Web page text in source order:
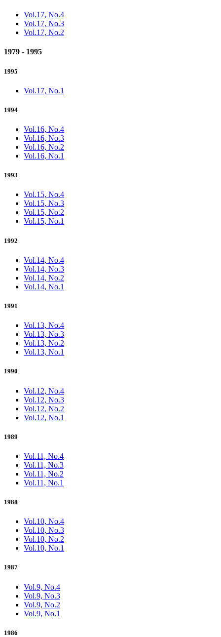
Vol.17, No.4
Vol.17, No.3
Vol.17, No.2
1979 - 1995
1995
Vol.17, No.1
1994
Vol.16, No.4
Vol.16, No.3
Vol.16, No.2
Vol.16, No.1
1993
Vol.15, No.4
Vol.15, No.3
Vol.15, No.2
Vol.15, No.1
1992
Vol.14, No.4
Vol.14, No.3
Vol.14, No.2
Vol.14, No.1
1991
Vol.13, No.4
Vol.13, No.3
Vol.13, No.2
Vol.13, No.1
1990
Vol.12, No.4
Vol.12, No.3
Vol.12, No.2
Vol.12, No.1
1989
Vol.11, No.4
Vol.11, No.3
Vol.11, No.2
Vol.11, No.1
1988
Vol.10, No.4
Vol.10, No.3
Vol.10, No.2
Vol.10, No.1
1987
Vol.9, No.4
Vol.9, No.3
Vol.9, No.2
Vol.9, No.1
1986